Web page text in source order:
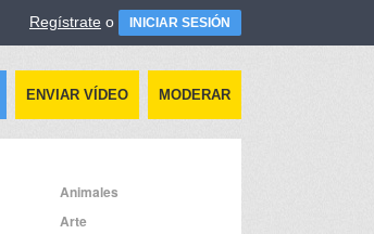
Regístrate o INICIAR SESIÓN
ENVIAR VÍDEO MODERAR
Animales
Arte